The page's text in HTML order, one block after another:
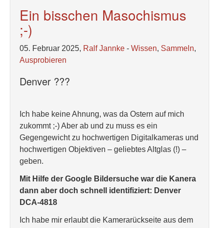
Ein bisschen Masochismus
;-)
05. Februar 2025, Ralf Jannke - Wissen, Sammeln,
Ausprobieren
Denver ???
Ich habe keine Ahnung, was da Ostern auf mich
zukommt ;-) Aber ab und zu muss es ein
Gegengewicht zu hochwertigen Digitalkameras und
hochwertigen Objektiven – geliebtes Altglas (!) –
geben.
Mit Hilfe der Google Bildersuche war die Kanera
dann aber doch schnell identifiziert: Denver
DCA-4818
Ich habe mir erlaubt die Kamerarückseite aus dem